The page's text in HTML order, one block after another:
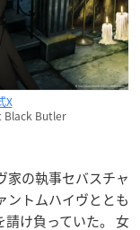
X
Black Butler
の執事セバスチャ
ントムハイヴととも
請け負っていた。 女